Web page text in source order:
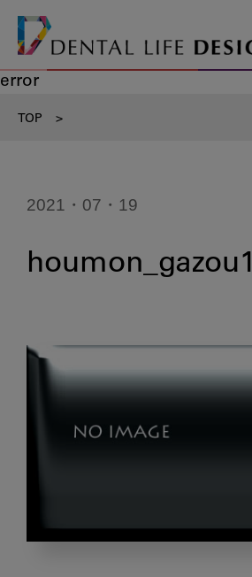
error
TOP >
2021・07・19
houmon_gazou1